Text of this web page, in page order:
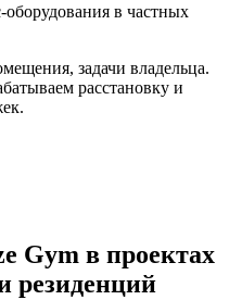
в частных
задачи владельца.
расстановку и
Gym в проектах
резиденций